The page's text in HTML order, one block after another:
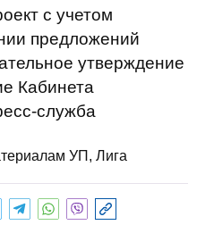
с учетом
предложений
утверждение
Кабинета
служба
УП, Лига